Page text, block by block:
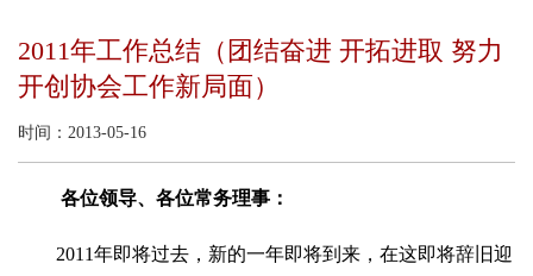
2011年工作总结（团结奋进 开拓进取 努力
开创协会工作新局面）
时间：2013-05-16
各位领导、各位常务理事：
2011年即将过去，新的一年即将到来，在这即将辞旧迎